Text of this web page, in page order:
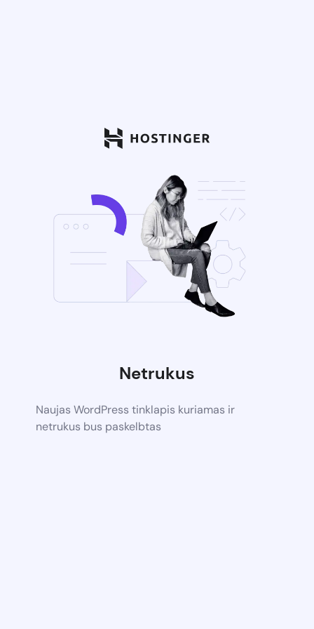
Netrukus
Naujas WordPress tinklapis kuriamas ir
netrukus bus paskelbtas